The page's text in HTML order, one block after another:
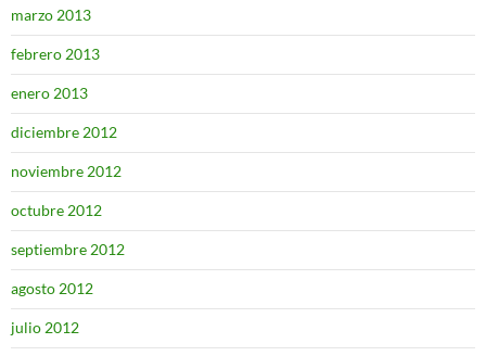
marzo 2013
febrero 2013
enero 2013
diciembre 2012
noviembre 2012
octubre 2012
septiembre 2012
agosto 2012
julio 2012